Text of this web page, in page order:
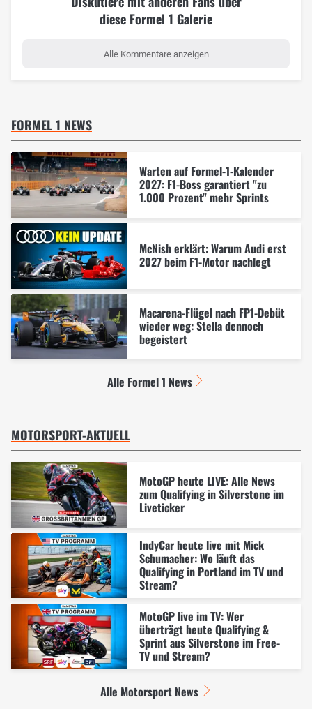
diese Formel 1 Galerie
Alle Kommentare anzeigen
FORMEL 1 NEWS
Warten auf Formel-1-Kalender
2027: F1-Boss garantiert "zu
1.000 Prozent" mehr Sprints
McNish erklärt: Warum Audi erst
2027 beim F1-Motor nachlegt
Macarena-Flügel nach FP1-Debüt
wieder weg: Stella dennoch
begeistert
Alle Formel 1 News
MOTORSPORT-AKTUELL
MotoGP heute LIVE: Alle News
zum Qualifying in Silverstone im
Liveticker
IndyCar heute live mit Mick
Schumacher: Wo läuft das
Qualifying in Portland im TV und
Stream?
MotoGP live im TV: Wer
überträgt heute Qualifying &
Sprint aus Silverstone im Free-
TV und Stream?
Alle Motorsport News